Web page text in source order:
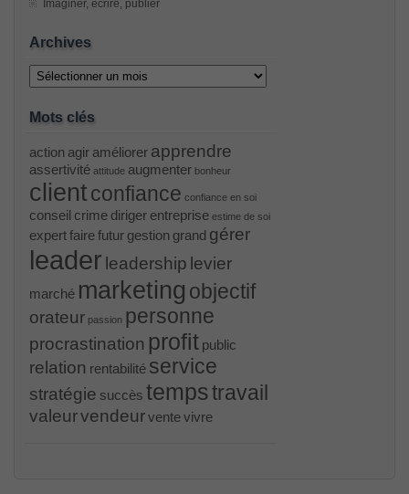
Imaginer, écrire, publier
Archives
Archives
Mots clés
action agir améliorer apprendre
assertivité attitude augmenter bonheur
client confiance confiance en soi
conseil crime diriger entreprise estime de soi
expertfairefutur gestion grand gérer
leader leadership levier
marché marketing objectif
orateur passion personne
procrastination profit public
relation rentabilité service
stratégie succès tempstravail
valeurvendeurventevivre